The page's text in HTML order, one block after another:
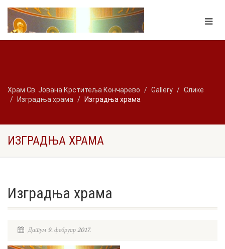
Храм Св. Јована Крститеља Кончарево Gallery
Слике
Изградња храма
Изградња храма
ИЗГРАДЊА ХРАМА
Изградња храма
Датум 9. фебруар 2017.